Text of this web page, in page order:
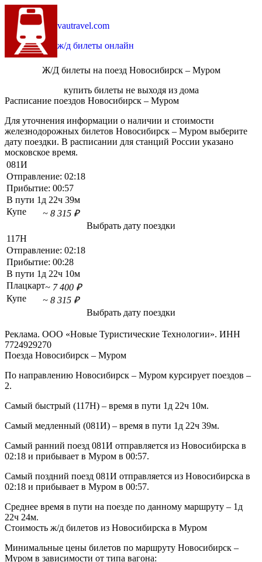
vautravel.com
ж/д билеты онлайн
Ж/Д билеты на поезд Новосибирск – Муром
купить билеты не выходя из дома
Расписание поездов Новосибирск – Муром
Для уточнения информации о наличии и стоимости
железнодорожных билетов Новосибирск – Муром выберите
дату поездки. В расписании для станций России указано
московское время.
081И
Отправление: 02:18
Прибытие: 00:57
В пути 1д 22ч 39м
Купе
~ 8 315 ₽
Выбрать дату поездки
117Н
Отправление: 02:18
Прибытие: 00:28
В пути 1д 22ч 10м
Плацкарт~ 7 400 ₽
Купе
~ 8 315 ₽
Выбрать дату поездки
Реклама. ООО «Новые Туристические Технологии». ИНН
7724929270
Поезда Новосибирск – Муром
По направлению Новосибирск – Муром курсирует поездов –
2.
Самый быстрый (117Н) – время в пути 1д 22ч 10м.
Самый медленный (081И) – время в пути 1д 22ч 39м.
Самый ранний поезд 081И отправляется из Новосибирска в
02:18 и прибывает в Муром в 00:57.
Самый поздний поезд 081И отправляется из Новосибирска в
02:18 и прибывает в Муром в 00:57.
Среднее время в пути на поезде по данному маршруту – 1д
22ч 24м.
Стоимость ж/д билетов из Новосибирска в Муром
Минимальные цены билетов по маршруту Новосибирск –
Муром в зависимости от типа вагона: